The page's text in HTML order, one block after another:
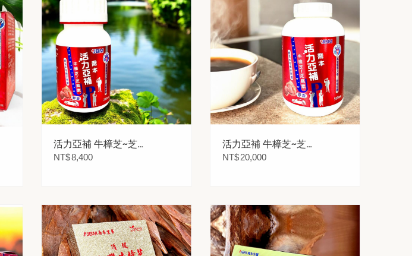
活力亞補 牛樟芝~芝
麻素膠囊 200粒
NT$8,400
活力亞補 牛樟芝~芝
麻素膠囊 500粒
NT$20,000